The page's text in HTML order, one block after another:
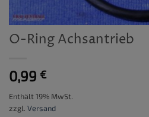
O-Ring Achsantrieb
0,99 €
Enthält 19% MwSt.
zzgl. Versand